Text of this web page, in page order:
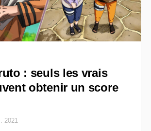
: seuls les vrais
obtenir un score
2021